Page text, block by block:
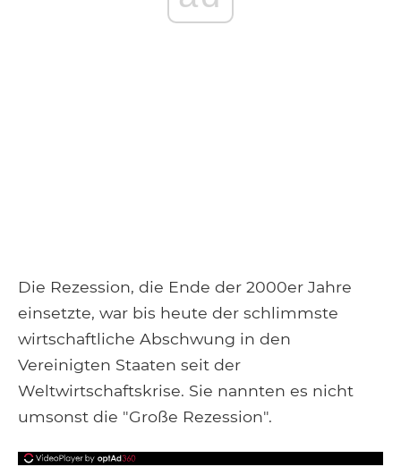
Die Rezession, die Ende der 2000er Jahre
einsetzte, war bis heute der schlimmste
wirtschaftliche Abschwung in den
Vereinigten Staaten seit der
Weltwirtschaftskrise. Sie nannten es nicht
umsonst die "Große Rezession".